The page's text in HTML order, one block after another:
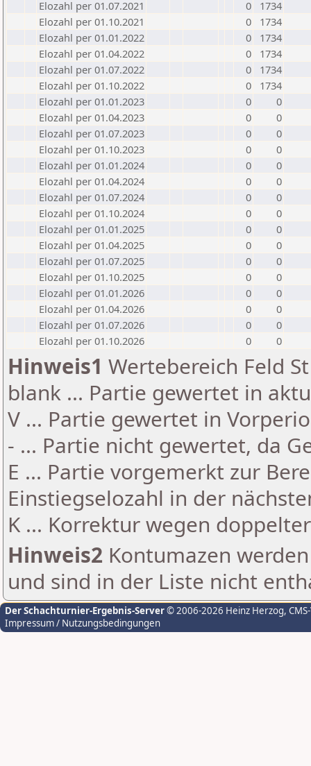
Elozahl per 01.07.2021
0
1734
Elozahl per 01.10.2021
0
1734
Elozahl per 01.01.2022
0
1734
Elozahl per 01.04.2022
0
1734
Elozahl per 01.07.2022
0
1734
Elozahl per 01.10.2022
0
1734
Elozahl per 01.01.2023
0
0
Elozahl per 01.04.2023
0
0
Elozahl per 01.07.2023
0
0
Elozahl per 01.10.2023
0
0
Elozahl per 01.01.2024
0
0
Elozahl per 01.04.2024
0
0
Elozahl per 01.07.2024
0
0
Elozahl per 01.10.2024
0
0
Elozahl per 01.01.2025
0
0
Elozahl per 01.04.2025
0
0
Elozahl per 01.07.2025
0
0
Elozahl per 01.10.2025
0
0
Elozahl per 01.01.2026
0
0
Elozahl per 01.04.2026
0
0
Elozahl per 01.07.2026
0
0
Elozahl per 01.10.2026
0 0
Hinweis1 Wertebereich Feld
blank ... Partie gewertet in
V ... Partie gewertet in
- ... Partie nicht gewertet, da
E ... Partie vorgemerkt zur
Einstiegselozahl in der
K ... Korrektur wegen
Hinweis2 Kontumazen
und sind in der Liste nicht
Der Schachturnier-Ergebnis-Server© 2006-2026 Heinz Herzog,
Impressum / Nutzungsbedingungen